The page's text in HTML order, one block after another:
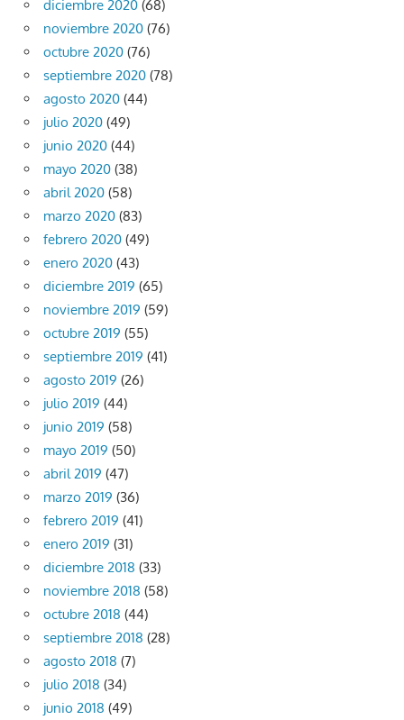
diciembre 2020 (68)
noviembre 2020 (76)
octubre 2020 (76)
septiembre 2020 (78)
agosto 2020 (44)
julio 2020 (49)
junio 2020 (44)
mayo 2020 (38)
abril 2020 (58)
marzo 2020 (83)
febrero 2020 (49)
enero 2020 (43)
diciembre 2019 (65)
noviembre 2019 (59)
octubre 2019 (55)
septiembre 2019 (41)
agosto 2019 (26)
julio 2019 (44)
junio 2019 (58)
mayo 2019 (50)
abril 2019 (47)
marzo 2019 (36)
febrero 2019 (41)
enero 2019 (31)
diciembre 2018 (33)
noviembre 2018 (58)
octubre 2018 (44)
septiembre 2018 (28)
agosto 2018 (7)
julio 2018 (34)
junio 2018 (49)